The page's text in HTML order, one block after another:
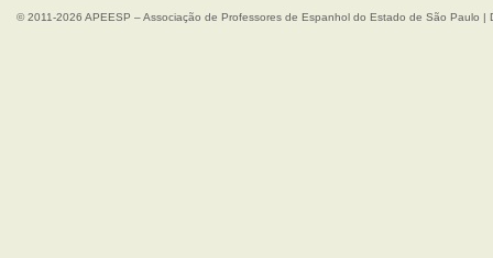
© 2011-2026 APEESP – Associação de Professores de Espanhol do Estado de São Paulo |